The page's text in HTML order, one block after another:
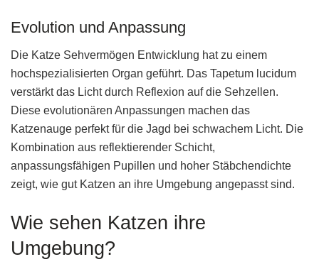
Evolution und Anpassung
Die Katze Sehvermögen Entwicklung hat zu einem
hochspezialisierten Organ geführt. Das Tapetum lucidum
verstärkt das Licht durch Reflexion auf die Sehzellen.
Diese evolutionären Anpassungen machen das
Katzenauge perfekt für die Jagd bei schwachem Licht. Die
Kombination aus reflektierender Schicht,
anpassungsfähigen Pupillen und hoher Stäbchendichte
zeigt, wie gut Katzen an ihre Umgebung angepasst sind.
Wie sehen Katzen ihre
Umgebung?